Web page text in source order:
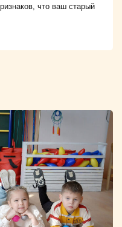
что ваш старый